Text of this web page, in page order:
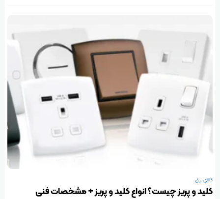
کالای برق
کلید و پریز چیست؟ انواع کلید و پریز + مشخصات فنی